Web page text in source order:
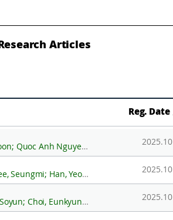
Articles
Reg. Date
Frassati; Elena Barbaro; Giulio Cozzi; Clara Turetta; Hoon Oh; Jaesang Lee; Kim, Kitae 2025.10
Heejin; Ro, Seokhyun; Hur, Soon Do; Hong, Sang-Bum 2025.10
Lee, Seung Jae; Kim, Inseo; Shin, Doyoon; Kim, Jangyeon; La, Hyoung Sul; Rhee, Jae-Sung; Kim, Jeong-Hoon; Park, Hyun 2025.10